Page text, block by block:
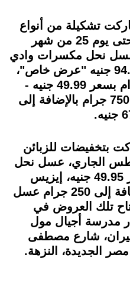
تشكيلة من أنواع
العسل للزبائن بتخفيضات حتى يوم 25 من شهر
نحل مكسرات وادي
النخيل 450 جرام بسعر 94.99 جنيه "عرض خاص"،
عسل نحل شوفان 450 جرام بسعر 49.99 جنيه -
عرض خاص، إيزيس عسل 750 جرام بالإضافة إلى
بتخفيضات للزبائن
أغسطس الجاري، عسل نحل
طبيعي زاد كيلو جرام بسعر 49.95 جنيه، إيزيس
عسل نحل 750 جرام بالإضافة إلى 250 جرام عسل
جنيه، وتتاح تلك العروض في
مدرسة أجيال مول
شارع مصطفى
الجديدة، النزهة.